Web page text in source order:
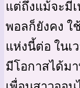
แต่ถึงแม้จะมี
พอลก็ยังคง ใ
แห่งนี้ต่อ ในเ
มีโอกาสได้ม